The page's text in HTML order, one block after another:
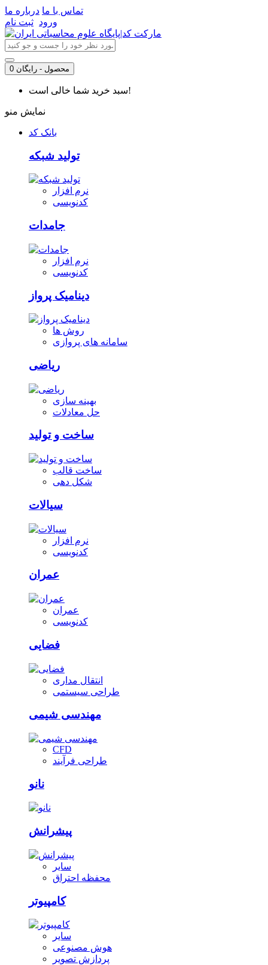
تماس با ما درباره ما
ورود ثبت نام
0 محصول - رایگان
سبد خرید شما خالی است!
نمایش منو
بانک کد
تولید شبکه
نرم افزار
کدنویسی
جامدات
نرم افزار
کدنویسی
دینامیک پرواز
روش ها
سامانه های پروازی
ریاضی
بهینه سازی
حل معادلات
ساخت و تولید
ساخت قالب
شکل دهی
سیالات
نرم افزار
کدنویسی
عمران
عمران
کدنویسی
فضایی
انتقال مداری
طراحی سیستمی
مهندسی شیمی
CFD
طراحی فرآیند
نانو
پیشرانش
سایر
محفظه احتراق
کامپیوتر
سایر
هوش مصنوعی
پردازش تصویر